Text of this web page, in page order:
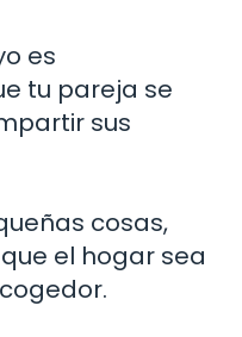
es
tu pareja se
sus
cosas,
el hogar sea